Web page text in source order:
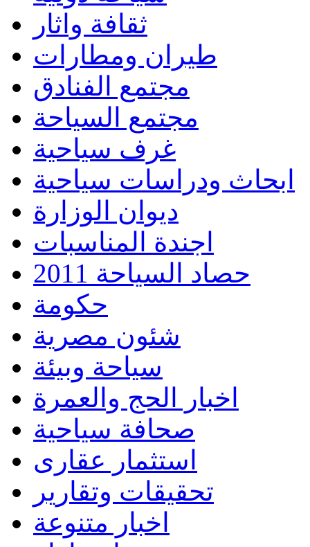
ثقافة واثار
طيران ومطارات
مجتمع الفنادق
مجتمع السياحة
غرف سياحية
ابحاث ودراسات سياحية
ديوان الوزارة
اجندة المناسبات
حصاد السياحة 2011
حكومة
شئون مصرية
سياحة وبيئة
اخبار الحج والعمرة
صحافة سياحية
استثمار عقارى
تحقيقات وتقارير
اخبار متنوعة